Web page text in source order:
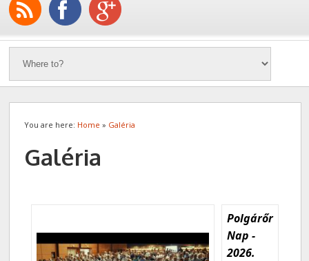
You are here: Home » Galéria
Galéria
Polgárőr
Nap -
2026.